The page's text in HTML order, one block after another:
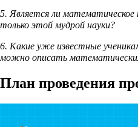
5. Является ли
только этой мудрой науки?
6. Какие уже известные
можно описать
План проведения